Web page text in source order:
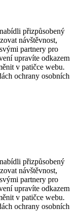
přizpůsobený
návštěvnost,
partnery pro
upravíte odkazem
v patičce webu.
ochrany osobních
přizpůsobený
návštěvnost,
partnery pro
upravíte odkazem
v patičce webu.
ochrany osobních